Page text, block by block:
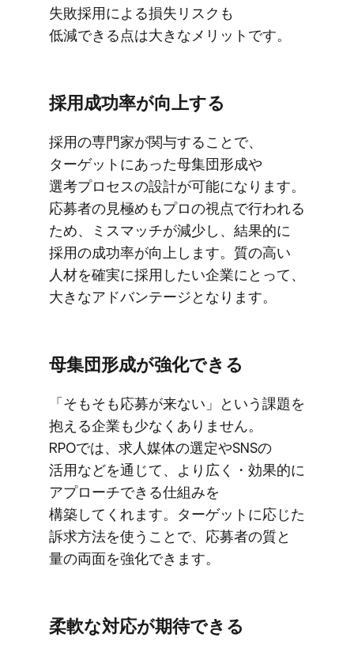
失敗採用に​よる​損失リスクも​
低減できる点は​大きな​メリットです。
採用成功率が​向上する
採用の​専門家が​関与する​ことで、​
ターゲットに​あった​母集団形成や​
選考プロセスの​設計が​可能に​なります。​
応募者の​見極めも​プロの​視点で​行われる​
ため、​ミスマッチが​減少し、​結果​的に​
採用の​成功率が​向上します。​質の​高い​
人材を​確実に​採用したい​企業に​とって、​
大きな​アドバンテージと​なります。
母集団形成が​強化できる
「そも​そも​応募が​来ない」と​いう​課題を​
抱える​企業も​少なく​ありません。​
RPOでは、​求人媒体の​選定や​SNSの​
活用などを​通じて、​より​広く​・効果的に​
アプローチできる​仕組みを​
構築してくれます。​ターゲットに​応じた​
訴求方​法を​使う​ことで、​応募者の​質と​
量の​両面を​強化できます。
柔軟な​対応が​期待できる